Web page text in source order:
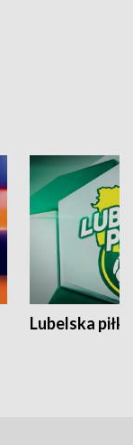
Lubelska piłka